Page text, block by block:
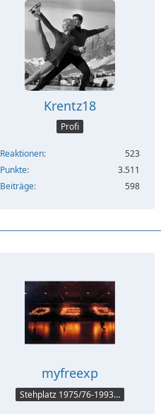
Krentz18
Profi
Reaktionen
523
Punkte
3.511
Beiträge
598
myfreexp
Stehplatz 1975/76-1993/94